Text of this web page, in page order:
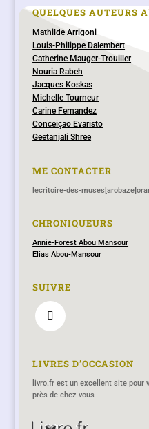
QUELQUES AUTEURS
Mathilde Arrigoni
Louis-Philippe Dalembert
Catherine Mauger-Trouiller
Nouria Rabeh
Jacques Koskas
Michelle Tourneur
Carine Fernandez
Conceiçao Evaristo
Geetanjali Shree
ME CONTACTER
lecritoire-des-
CHRONIQUEURS
Annie-Forest Abou Mansour
Elias Abou-Mansour
SUIVRE
LIVRES D’OCCASION
livro.fr est un excellent site pour
près de chez vous